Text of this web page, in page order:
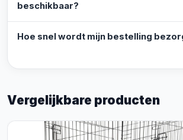
beschikbaar?
Hoe snel wordt mijn bestelling
Vergelijkbare producten